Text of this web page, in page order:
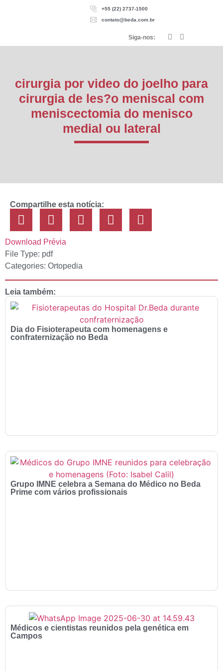
+55 (22) 2737-1500
contato@beda.com.br
Siga-nos:
cirurgia por video do joelho para
cirurgia de les?o meniscal com
meniscectomia do menisco
medial ou lateral
Download Prévia
File Type: pdf
Categories: Ortopedia
Leia também:
Dia do Fisioterapeuta com homenagens e
confraternização no Beda
Grupo IMNE celebra a Semana do Médico no Beda
Prime com vários profissionais
Médicos e cientistas reunidos pela genética em
Campos
Compartilhe esta notícia: